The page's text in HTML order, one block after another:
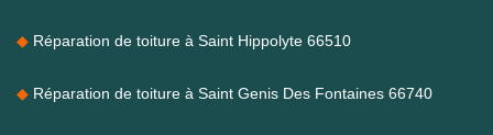
Réparation de toiture à Saint Hippolyte 66510
Réparation de toiture à Saint Genis Des Fontaines 66740